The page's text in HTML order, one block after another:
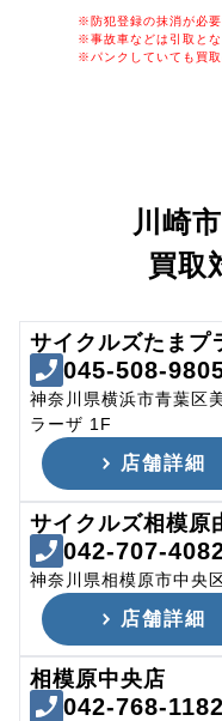
※防犯登録の抹消が必要
※事故車などは引取とな
※パンクしていても買取
川崎
買取
サイクルズたまプ
045-508-
神奈川県横浜市青葉区
ラーザ 1F
店舗詳細
サイクルズ相模原
042-707-
神奈川県相模原市中央
店舗詳細
相模原中央店
042-768-1182